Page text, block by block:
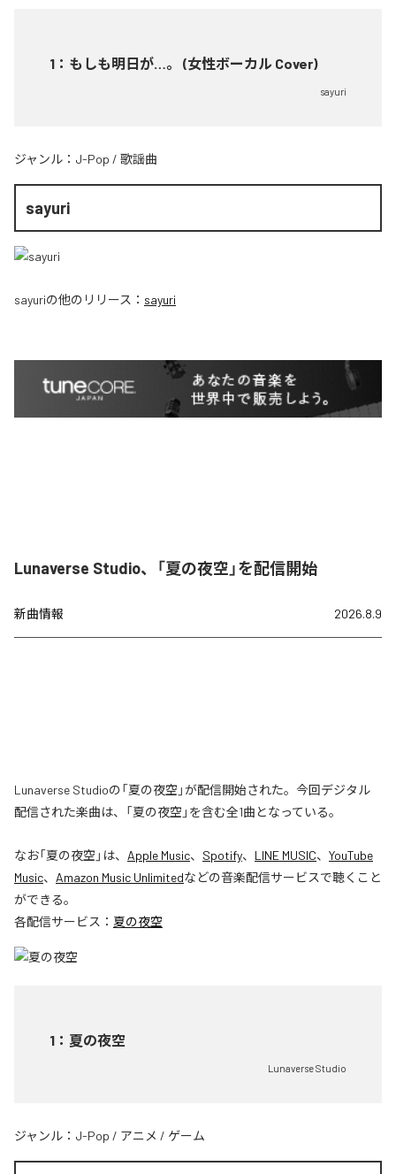
1 ： もしも明日が…。 (女性ボーカル Cover)
sayuri
ジャンル： J-Pop / 歌謡曲
sayuri
sayuriの他のリリース： sayuri
Lunaverse Studio、「夏の夜空」を配信開始
新曲情報 2026.8.9
Lunaverse Studioの「夏の夜空」が配信開始された。今回デジタル
配信された楽曲は、「夏の夜空」を含む全1曲となっている。
なお「夏の夜空 」は、 Apple Music、 Spotify、 LINE MUSIC、 YouTube
Music、 Amazon Music Unlimitedなどの音楽配信サービスで聴くこと
ができる。
各配信サービス： 夏の夜空
1 ： 夏の夜空
Lunaverse Studio
ジャンル： J-Pop / アニメ / ゲーム